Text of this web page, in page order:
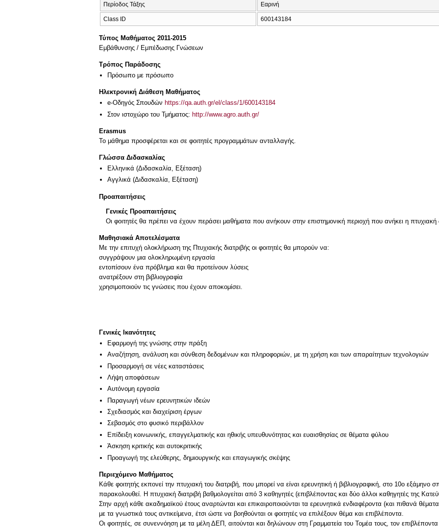
Περίοδος Τάξης Εαρινή
Class ID 600143184
Τύπος Μαθήματος 2011-2015
Εμβάθυνσης / Εμπέδωσης Γνώσεων
Τρόπος Παράδοσης
Πρόσωπο με πρόσωπο
Ηλεκτρονική Διάθεση Μαθήματος
e-Οδηγός Σπουδών https://qa.auth.gr/el/class/1/600143184
Στον ιστοχώρο του Τμήματος: http://www.agro.auth.gr/
Erasmus
Το μάθημα προσφέρεται και σε φοιτητές προγραμμάτων ανταλλαγής.
Γλώσσα Διδασκαλίας
Ελληνικά (Διδασκαλία, Εξέταση)
Αγγλικά (Διδασκαλία, Εξέταση)
Προαπαιτήσεις
Γενικές Προαπαιτήσεις
Οι φοιτητές θα πρέπει να έχουν περάσει μαθήματα που ανήκουν στην επιστημονική περιοχή που ανήκει η πτυχιακή
Μαθησιακά Αποτελέσματα
Με την επιτυχή ολοκλήρωση της Πτυχιακής διατριβής οι φοιτητές θα μπορούν να:
συγγράψουν μια ολοκληρωμένη εργασία
εντοπίσουν ένα πρόβλημα και θα προτείνουν λύσεις
ανατρέξουν στη βιβλιογραφία
χρησιμοποιούν τις γνώσεις που έχουν αποκομίσει.
Γενικές Ικανότητες
Εφαρμογή της γνώσης στην πράξη
Αναζήτηση, ανάλυση και σύνθεση δεδομένων και πληροφοριών, με τη χρήση και των απαραίτητων τεχνολογιών
Προσαρμογή σε νέες καταστάσεις
Λήψη αποφάσεων
Αυτόνομη εργασία
Παραγωγή νέων ερευνητικών ιδεών
Σχεδιασμός και διαχείριση έργων
Σεβασμός στο φυσικό περιβάλλον
Επίδειξη κοινωνικής, επαγγελματικής και ηθικής υπευθυνότητας και ευαισθησίας σε θέματα φύλου
Άσκηση κριτικής και αυτοκριτικής
Προαγωγή της ελεύθερης, δημιουργικής και επαγωγικής σκέψης
Περιεχόμενο Μαθήματος
Κάθε φοιτητής εκπονεί την πτυχιακή του διατριβή, που μπορεί να είναι ερευνητική ή βιβλιογραφική, στο 10ο
παρακολουθεί. Η πτυχιακή διατριβή βαθμολογείται από 3 καθηγητές (επιβλέποντας και δύο άλλοι καθηγητές της
Στην αρχή κάθε ακαδημαϊκού έτους αναρτώνται και επικαιροποιούνται τα ερευνητικά ενδιαφέροντα (και πιθανά
με τα γνωστικά τους αντικείμενα, έτσι ώστε να βοηθούνται οι φοιτητές να επιλέξουν θέμα και επιβλέποντα.
Οι φοιτητές, σε συνεννόηση με τα μέλη ΔΕΠ, αιτούνται και δηλώνουν στη Γραμματεία του Τομέα τους, τον επιβλέποντα